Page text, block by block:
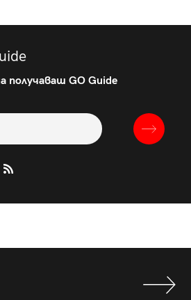
получаваш GO Guide